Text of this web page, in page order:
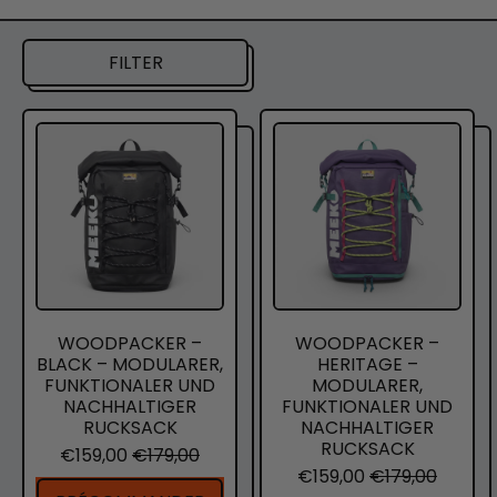
FILTER
W
O
O
D
P
A
C
E
R
–
B
L
A
C
K
–
M
WOODPACKER –
BLACK – MODULARER,
FUNKTIONALER UND
NACHHALTIGER
RUCKSACK
€159,00 Verkaufspreis
€179,00
Normalpreis
W
O
O
D
P
A
C
K
E
R
–
H
E
R
I
T
A
G
WOODPACKER –
HERITAGE –
MODULARER,
FUNKTIONALER UND
NACHHALTIGER
RUCKSACK
€159,00 Verkaufspreis
€179,00